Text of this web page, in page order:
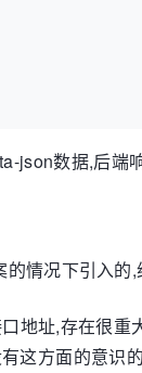
json数据,后
情况下引入
地址,存在很
这方面的意